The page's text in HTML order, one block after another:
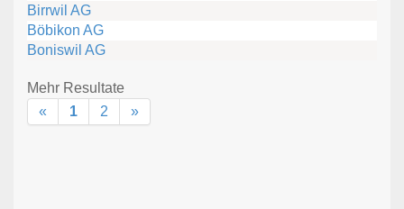
Birrwil AG
Böbikon AG
Boniswil AG
Mehr Resultate
«
1 2 »